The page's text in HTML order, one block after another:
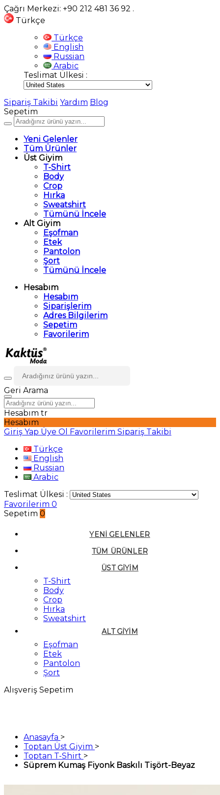
Çağrı Merkezi: +90 212 481 36 92 .
Türkçe
Türkçe
English
Russian
Arabic
Teslimat Ülkesi :
Sipariş Takibi Yardım Blog
Sepetim
Yeni Gelenler
Tüm Ürünler
Üst Giyim
T-Shirt
Body
Crop
Hırka
Sweatshirt
Tümünü İncele
Alt Giyim
Eşofman
Etek
Pantolon
Şort
Tümünü İncele
Hesabım
Hesabım
Siparişlerim
Adres Bilgilerim
Sepetim
Favorilerim
Geri Arama
Hesabım tr
Hesabım
Giriş Yap Üye Ol Favorilerim Sipariş Takibi
Türkçe
English
Russian
Arabic
Teslimat Ülkesi :
Favorilerim 0
Sepetim 0
YENI GELENLER
TÜM ÜRÜNLER
ÜST GIYIM
T-Shirt
Body
Crop
Hırka
Sweatshirt
ALT GIYIM
Eşofman
Etek
Pantolon
Şort
Alışveriş Sepetim
Anasayfa >
Toptan Üst Giyim >
Toptan T-Shirt >
Süprem Kumaş Fiyonk Baskılı Tişört-Beyaz